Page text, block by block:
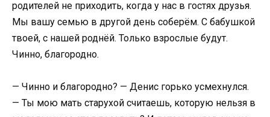
родителей не приходить, когда у нас в гостях друзья.
Мы вашу семью в другой день соберём. С бабушкой
твоей, с нашей роднёй. Только взрослые будут.
Чинно, благородно.
— Чинно и благородно? — Денис горько усмехнулся.
— Ты мою мать старухой считаешь, которую нельзя в